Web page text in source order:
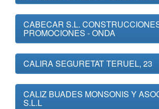
CABECAR S.L.
PROMOCIONES - ONDA
CALIRA SEGURETAT TERUEL, 23
CALIZ BUADES MONSONIS Y
S.L.L